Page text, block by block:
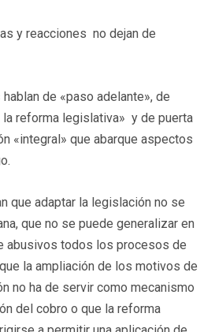
y reacciones no dejan de
hablan de «paso adelante», de
la reforma legislativa» y de puerta
«integral» que abarque aspectos
que adaptar la legislación no se
que no se puede generalizar en
abusivos todos los procesos de
la ampliación de los motivos de
no ha de servir como mecanismo
del cobro o que la reforma